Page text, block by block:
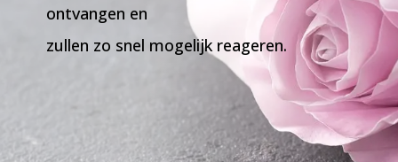
ontvangen en
zullen zo snel mogelijk reageren.